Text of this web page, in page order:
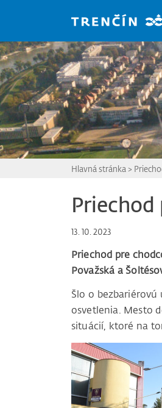
Hlavná stránka >
13. 10. 2023
Priechod pre
Považská a
Šlo o
osvetlenia. Mesto
situácií, ktoré na